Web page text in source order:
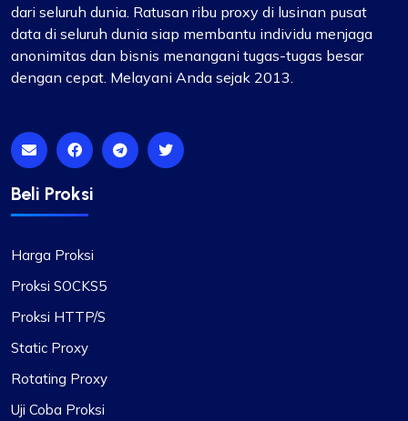
dari seluruh dunia. Ratusan ribu proxy di lusinan pusat
data di seluruh dunia siap membantu individu menjaga
anonimitas dan bisnis menangani tugas-tugas besar
dengan cepat. Melayani Anda sejak 2013.
Beli Proksi
Harga Proksi
Proksi SOCKS5
Proksi HTTP/S
Static Proxy
Rotating Proxy
Uji Coba Proksi